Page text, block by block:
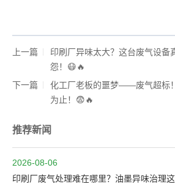
上一篇
印刷厂异味太大？这台废气设备
怨！😷🔥
下一篇
化工厂老板的噩梦——废气超标
为止！😨🔥
推荐新闻
2026-08-06
印刷厂废气处理难在哪里？油墨异味治理